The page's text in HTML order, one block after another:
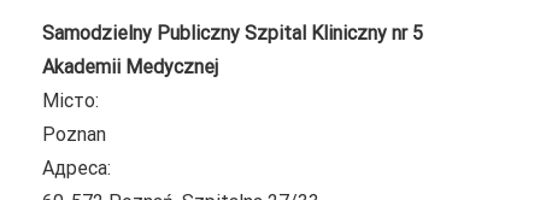
Samodzielny Publiczny Szpital Kliniczny nr 5
Akademii Medycznej
Місто:
Poznan
Адреса: